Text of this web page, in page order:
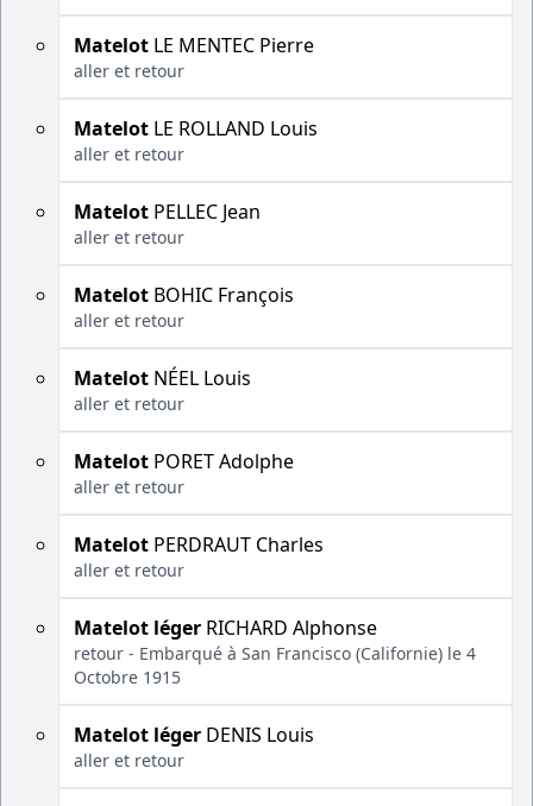
Matelot LE MENTEC Pierre
aller et retour
Matelot LE ROLLAND Louis
aller et retour
Matelot PELLEC Jean
aller et retour
Matelot BOHIC François
aller et retour
Matelot NÉEL Louis
aller et retour
Matelot PORET Adolphe
aller et retour
Matelot PERDRAUT Charles
aller et retour
Matelot léger RICHARD Alphonse
retour - Embarqué à San Francisco (Californie) le 4
Octobre 1915
Matelot léger DENIS Louis
aller et retour